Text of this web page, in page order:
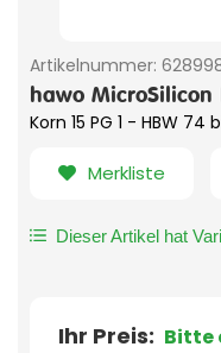
Artikelnummer:
hawo MicroSilicon
Korn 15 PG 1 - HBW 74
Merkliste
Dieser Artikel hat
Ihr Preis: Bitte